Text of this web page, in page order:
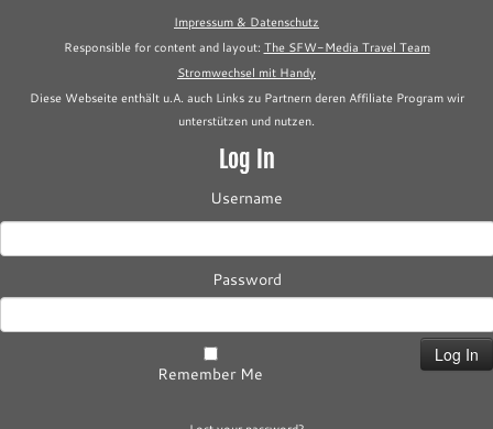
Impressum & Datenschutz
Responsible for content and layout: The SFW-Media Travel Team
Stromwechsel mit Handy
Diese Webseite enthält u.A. auch Links zu Partnern deren Affiliate Program wir
unterstützen und nutzen.
Log In
Username
Password
Remember Me